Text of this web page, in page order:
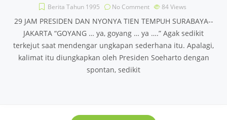
Berita Tahun 1995 No Comment 84Views
29 JAM PRESIDEN DAN NYONYA TIEN TEMPUH SURABAYA-­
JAKARTA “GOYANG … ya, goyang … ya ….” Agak sedikit
terkejut saat mendengar ungkapan sederhana itu. Apalagi,
kalimat itu diungkapkan oleh Presiden Soeharto dengan
spontan, sedikit